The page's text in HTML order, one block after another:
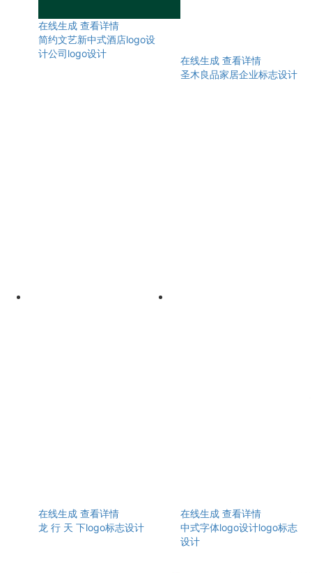
在线生成 查看详情
简约文艺新中式酒店logo设
计公司logo设计
在线生成 查看详情
圣木良品家居企业标志设计
在线生成 查看详情
龙 行 天 下logo标志设计
在线生成 查看详情
中式字体logo设计logo标志
设计